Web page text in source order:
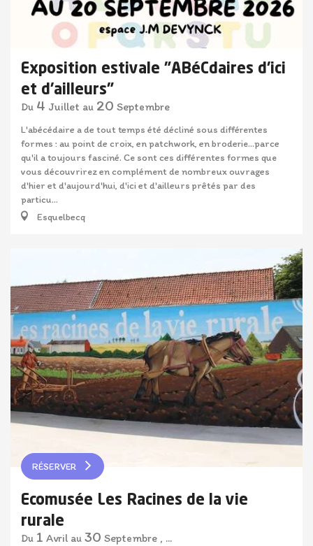
Exposition estivale "ABéCdaires d'ici
et d'ailleurs"
Du 4 Juillet au 20 Septembre
L'abécédaire a de tout temps été décliné sous différentes
formes : au point de croix, en patchwork, en broderie...parce
qu'il a toujours fasciné. Ce sont ces différentes formes que
vous découvrirez en complément de nombreux ouvrages
d'hier et d'aujourd'hui, d'ici et d'ailleurs prêtés par des
particu...
Esquelbecq
RÉSERVER
Ecomusée Les Racines de la vie
rurale
Du 1 Avril au 30 Septembre , ...